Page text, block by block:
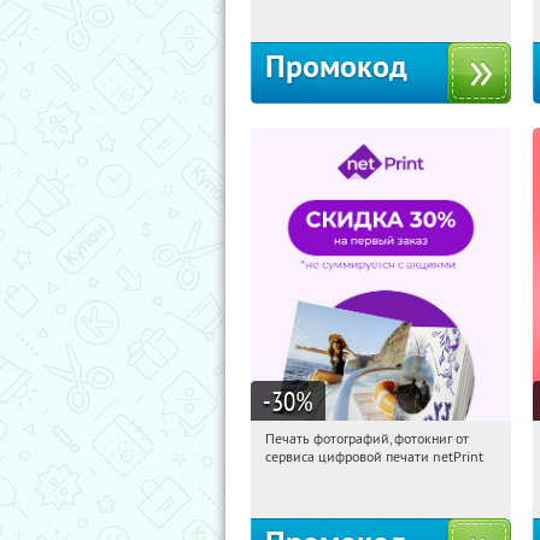
Промокод
-30%
01:03:51 Получили:
Печать фотографий, фотокниг от
сервиса цифровой печати netPrint